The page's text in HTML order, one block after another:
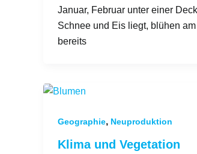
Januar, Februar unter einer
Schnee und Eis liegt, blühen
bereits
Geographie, Neuproduktion
Klima und Vegetation